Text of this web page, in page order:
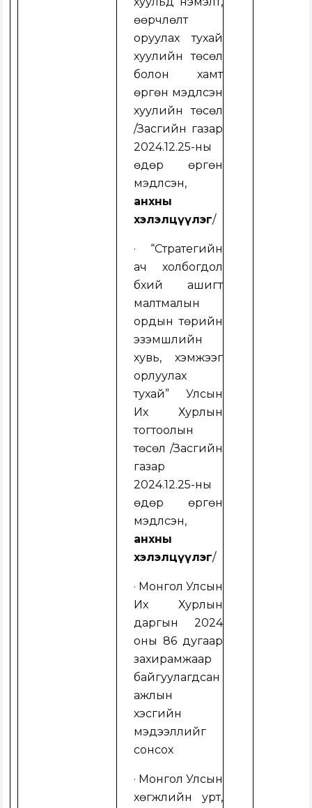
өөрчлөлт
оруулах тухай
хуулийн төсөл
болон хамт
өргөн мэдүүлсэн
хуулийн төсөл
/Засгийн газар
2024.12.25-ны
өдөр өргөн
мэдүүлсэн,
анхны
хэлэлцүүлэг/
· “Стратегийн
ач холбогдол
бүхий ашигт
малтмалын
ордын төрийн
эзэмшлийн
хувь, хэмжээг
орлуулах
тухай” Улсын
Их Хурлын
тогтоолын
төсөл /Засгийн
газар
2024.12.25-ны
өдөр өргөн
мэдүүлсэн,
анхны
хэлэлцүүлэг/
· Монгол Улсын
Их Хурлын
даргын 2024
оны 86 дугаар
захирамжаар
байгуулагдсан
ажлын
хэсгийн
мэдээллийг
сонсох
· Монгол Улсын
хөгжлийн урт,